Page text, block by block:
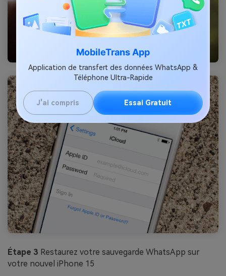
MobileTrans App
Application de transfert des données WhatsApp &
Téléphone Ultra-Rapide
J'ai compris Essai Gratuit
Étape 3 Restaurez votre sauvegarde WhatsApp sur
votre nouvel iPhone 15